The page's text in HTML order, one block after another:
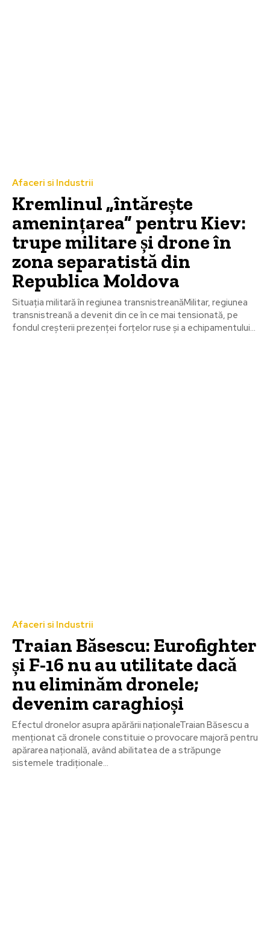
Afaceri si Industrii
Kremlinul „întărește
amenințarea” pentru Kiev:
trupe militare și drone în
zona separatistă din
Republica Moldova
Situația militară în regiunea transnistreanăMilitar, regiunea
transnistreană a devenit din ce în ce mai tensionată, pe
fondul creșterii prezenței forțelor ruse și a echipamentului...
Afaceri si Industrii
Traian Băsescu: Eurofighter
și F-16 nu au utilitate dacă
nu eliminăm dronele;
devenim caraghioși
Efectul dronelor asupra apărării naționaleTraian Băsescu a
menționat că dronele constituie o provocare majoră pentru
apărarea națională, având abilitatea de a străpunge
sistemele tradiționale...